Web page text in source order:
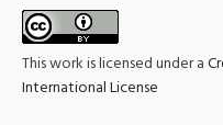
This work is licensed under a
International License